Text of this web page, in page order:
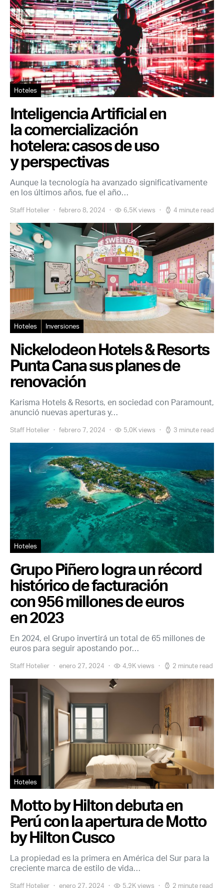
Hoteles
Inteligencia Artificial en
la comercialización
hotelera: casos de uso
y perspectivas
Aunque la tecnología ha avanzado significativamente
en los últimos años, fue el año…
Staff Hotelier febrero 8, 2024 6,5K views 4 minute read
Hoteles Inversiones
Nickelodeon Hotels & Resorts
Punta Cana sus planes de
renovación
Karisma Hotels & Resorts, en sociedad con Paramount,
anunció nuevas aperturas y…
Staff Hotelier febrero 7, 2024 5,0K views 3 minute read
Hoteles
Grupo Piñero logra un récord
histórico de facturación
con 956 millones de euros
en 2023
En 2024, el Grupo invertirá un total de 65 millones de
euros para seguir apostando por…
Staff Hotelier enero 27, 2024 4,9K views 2 minute read
Hoteles
Motto by Hilton debuta en
Perú con la apertura de Motto
by Hilton Cusco
La propiedad es la primera en América del Sur para la
creciente marca de estilo de vida…
Staff Hotelier enero 27, 2024 5,2K views 2 minute read